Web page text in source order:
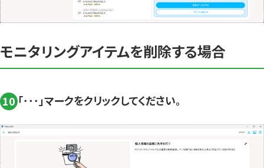
モニタリングアイテムを削除する場合
10 「･･･」マークをクリックしてください。